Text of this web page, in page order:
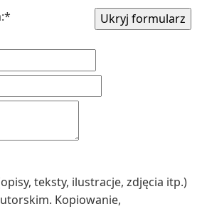
*
teksty, ilustracje, zdjęcia itp.)
Kopiowanie,